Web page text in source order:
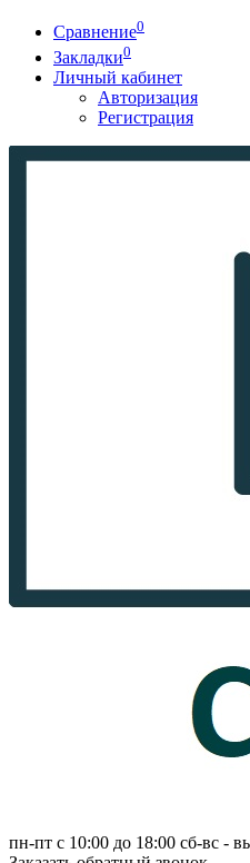
Сравнение0
Закладки0
Личный кабинет
Авторизация
Регистрация
пн-пт с 10:00 до 18:00 сб-вс -